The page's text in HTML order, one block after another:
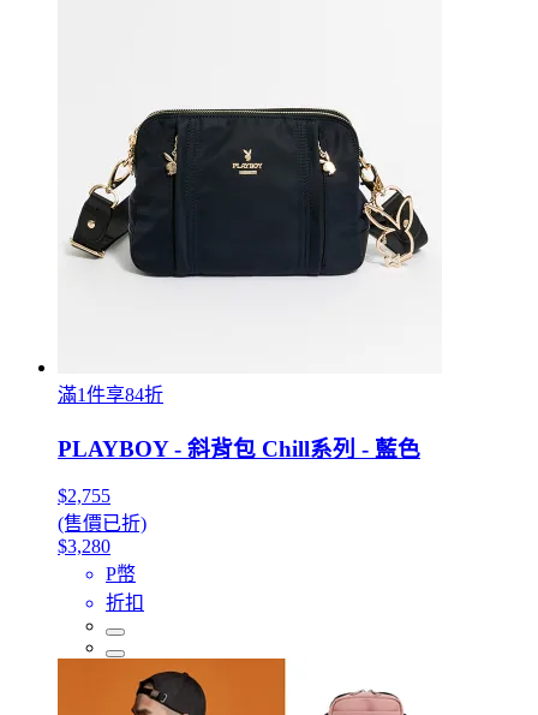
滿1件享84折
PLAYBOY - 斜背包 Chill系列 - 藍色
$2,755
(售價已折)
$3,280
P幣
折扣